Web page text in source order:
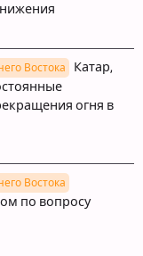
Востока
Катар,
огня в
Востока
по вопросу